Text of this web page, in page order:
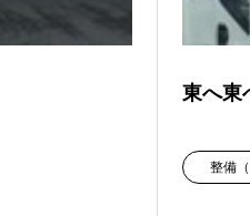
東へ東
整備